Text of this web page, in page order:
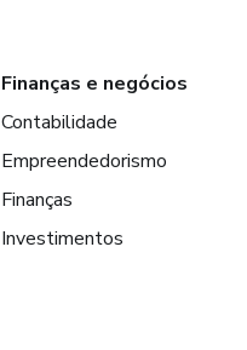
Finanças e negócios
Contabilidade
Empreendedorismo
Finanças
Investimentos